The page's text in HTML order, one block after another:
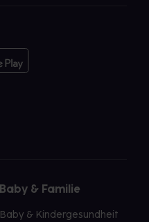
Baby & Familie
Baby & Kindergesundheit